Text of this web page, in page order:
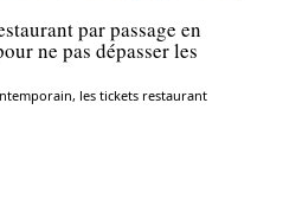
par passage en
ne pas dépasser les
les tickets restaurant